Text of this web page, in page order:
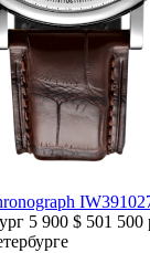
5 900 $ 501 500